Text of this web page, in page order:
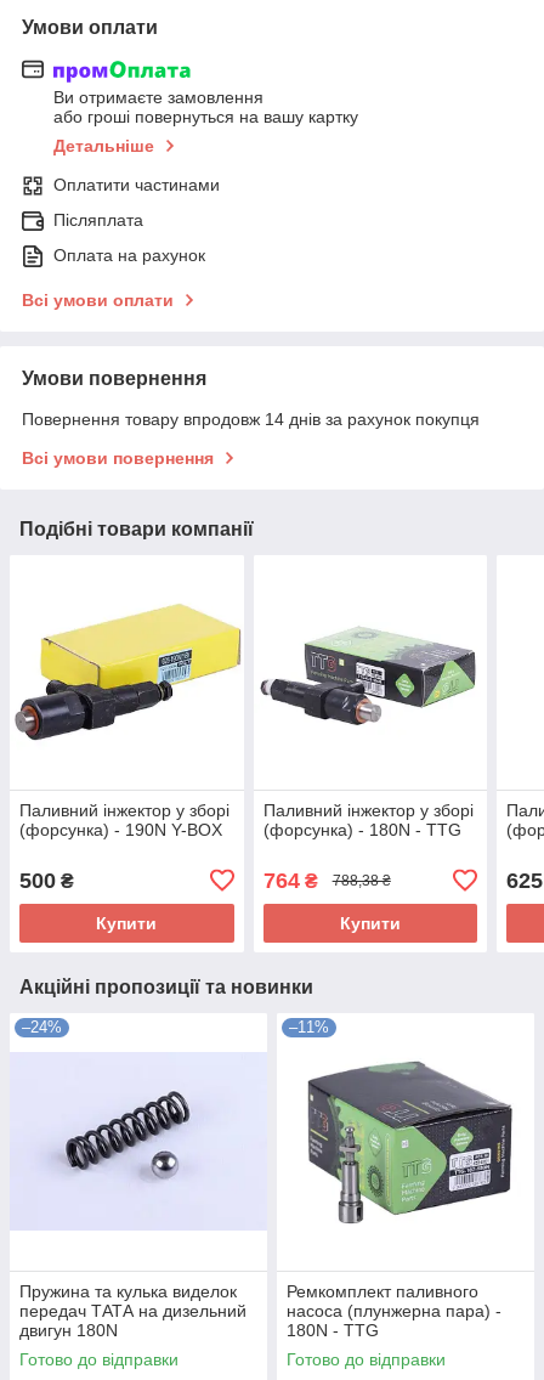
Умови оплати
Ви отримаєте замовлення
або гроші повернуться на вашу картку
Детальніше
Оплатити частинами
Післяплата
Оплата на рахунок
Всі умови оплати
Умови повернення
Повернення товару впродовж 14 днів за рахунок покупця
Всі умови повернення
Подібні товари компанії
Паливний інжектор у зборі
(форсунка) - 190N Y-BOX
500 ₴
Купити
Паливний інжектор у зборі
(форсунка) - 180N - TTG
764₴ 788,38 ₴
Купити
625
Акційні пропозиції та новинки
–24%
Пружина та кулька виделок
передач ТАТА на дизельний
двигун 180N
Готово до відправки
–11%
Ремкомплект паливного
насоса (плунжерна пара) -
180N - TTG
Готово до відправки